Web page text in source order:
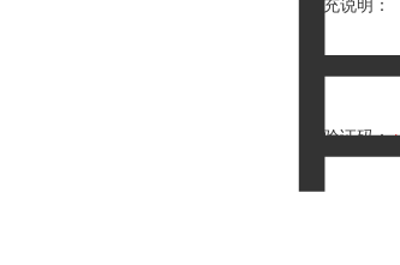
补充说明：
验证码：